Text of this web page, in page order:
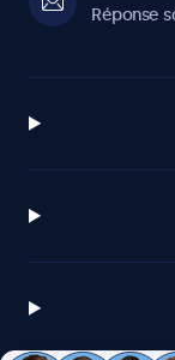
HDMI
1x
BNC (CVBS)
USB-A
1x lecteur
Réponse